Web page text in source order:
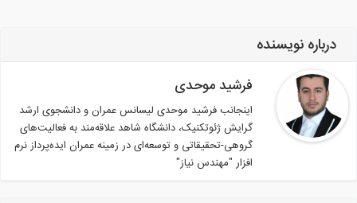
درباره نویسنده
فرشید موحدی
اینجانب فرشید موحدی لیسانس عمران و دانشجوی ارشد
گرایش ژئوتکنیک، دانشگاه شاهد علاقه‌مند به فعالیت‌های
گروهی-تحقیقاتی و توسعه‌ای در زمینه عمران ایده‌پرداز نرم
افزار "مهندس نیاز"